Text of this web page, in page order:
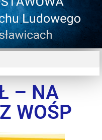
– NA
WOŚP